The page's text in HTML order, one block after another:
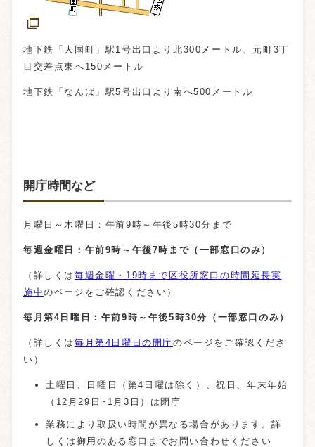
地下鉄「大国町」駅1号出口より北300メートル、元町3丁
目交差点東へ150メートル
地下鉄「なんば」駅5号出口より南へ500メートル
開庁時間など
月曜日～木曜日：午前9時～午後5時30分まで
毎週金曜日：午前9時～午後7時まで（一部窓口のみ）
（詳しくは 毎週金曜・19時まで区役所窓口の時間延長実
施中のページをご確認ください）
毎月第4日曜日：午前9時～午後5時30分（一部窓口のみ）
（詳しくは 毎月第4日曜日の開庁のページをご確認くださ
い）
土曜日、日曜日（第4日曜は除く）、祝日、年末年始
（12月29日~1月3日）は閉庁
業務により取扱い時間が異なる場合があります。詳
しくは御用のある窓口までお問い合わせください